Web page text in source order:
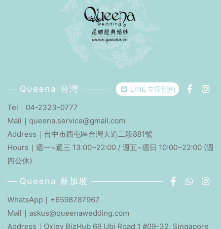
Queena 台灣 LINE 立即預約
Tel｜ 04-2323-0777
Mail｜ queena.service@gmail.com
Address｜ 台中市西屯區台灣大道二段881號
Hours｜週一~週三 13:00~22:00 / 週五~週日 10:00~22:00 (週
四公休)
Queena 新加坡
WhatsApp｜+6598787967
Mail｜ askus@queenawedding.com
Address｜Oxley BizHub 69 Ubi Road 1 #09-32, Singapore